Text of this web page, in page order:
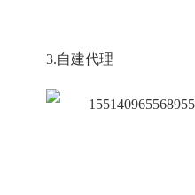
3.自建代理